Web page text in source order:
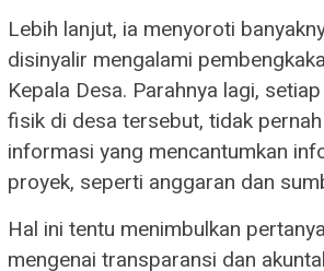
Lebih lanjut, ia menyoroti
disinyalir mengalami
Kepala Desa. Parahnya lagi,
fisik di desa tersebut, tidak
informasi yang mencantumkan
proyek, seperti anggaran dan
Hal ini tentu menimbulkan
mengenai transparansi dan